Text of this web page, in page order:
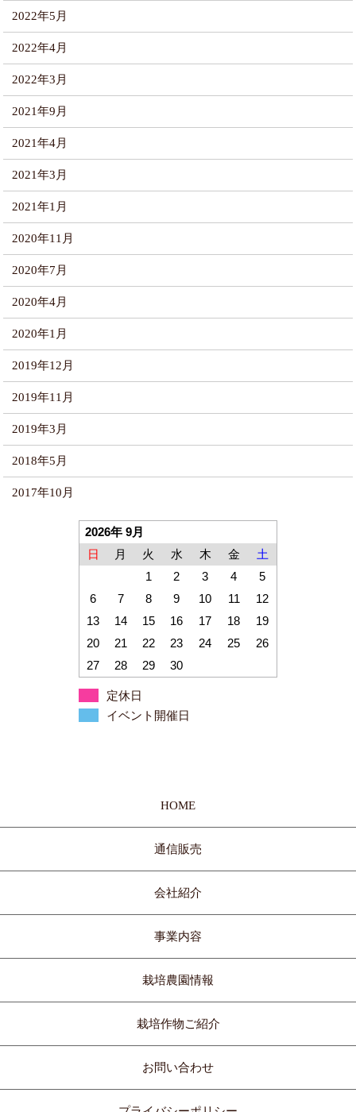
2022年5月
2022年4月
2022年3月
2021年9月
2021年4月
2021年3月
2021年1月
2020年11月
2020年7月
2020年4月
2020年1月
2019年12月
2019年11月
2019年3月
2018年5月
2017年10月
2026年 9月
日
月 火 水 木 金
土
1
2 3 4
5
6
7 8 9 10 11
12
13
14 15 16 17 18
19
20
21 22 23 24 25
26
27
28 29 30
定休日
イベント開催日
HOME
通信販売
会社紹介
事業内容
栽培農園情報
栽培作物ご紹介
お問い合わせ